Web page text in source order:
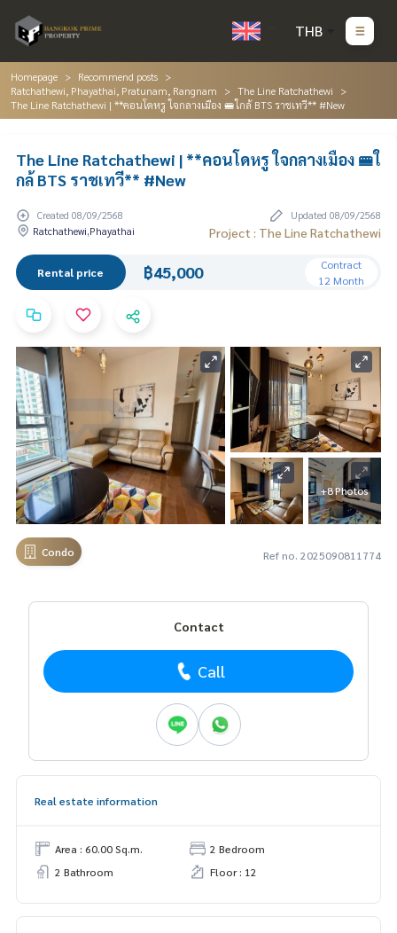
THB
Homepage
Recommend posts
Ratchathewi, Phayathai, Pratunam, Rangnam
The Line Ratchathewi
The Line Ratchathewi | **คอนโดหรู ใจกลางเมือง 🚝ใกล้ BTS ราชเทวี** #New
The Line Ratchathewi | **คอนโดหรู ใจกลางเมือง 🚝ใ
กล้ BTS ราชเทวี** #New
Created 08/09/2568
Updated 08/09/2568
Ratchathewi,Phayathai
Project : The Line Ratchathewi
Rental price ฿45,000
Contract
12 Month
+8 Photos
Condo Ref no. 2025090811774
Contact
Call
Real estate information
Area : 60.00 Sq.m.
2 Bedroom
2 Bathroom
Floor : 12